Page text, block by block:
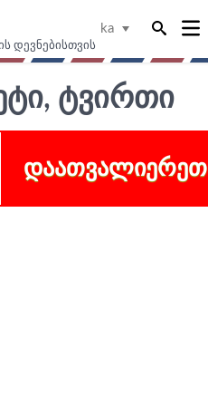
ka
დევნებისთვის
ᲢᲕᲘᲠᲗᲘ
ᲓᲐᲐᲗᲕᲐᲚᲘᲔᲠᲔᲗ